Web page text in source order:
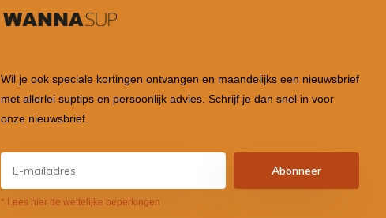
Wil je ook speciale kortingen ontvangen en maandelijks een nieuwsbrief
met allerlei suptips en persoonlijk advies. Schrijf je dan snel in voor
onze nieuwsbrief.
Abonneer
* Lees hier de wettelijke beperkingen